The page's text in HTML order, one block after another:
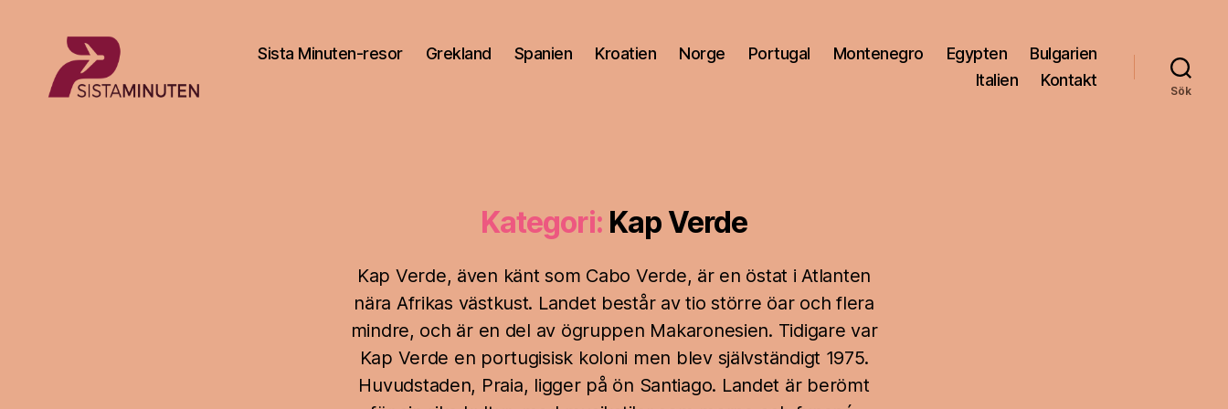
Sista Minuten-resor Grekland Spanien Kroatien Norge Portugal Montenegro Egypten
Bulgarien
Italien
Kontakt
Sök
Kategori: Kap Verde
Kap Verde, även känt som Cabo Verde, är en östat i Atlanten
nära Afrikas västkust. Landet består av tio större öar och flera
mindre, och är en del av ögruppen Makaronesien. Tidigare var
Kap Verde en portugisisk koloni men blev självständigt 1975.
Huvudstaden, Praia, ligger på ön Santiago. Landet är berömt